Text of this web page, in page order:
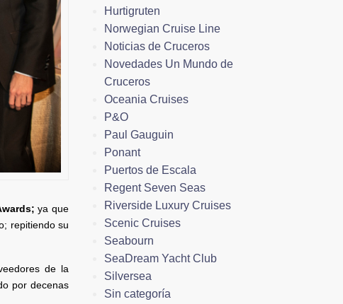
ya que
repitiendo su
de la
por decenas
Hurtigruten
Norwegian Cruise Line
Noticias de Cruceros
Novedades Un Mundo de
Cruceros
Oceania Cruises
P&O
Paul Gauguin
Ponant
Puertos de Escala
Regent Seven Seas
Riverside Luxury Cruises
Scenic Cruises
Seabourn
SeaDream Yacht Club
Silversea
Sin categoría